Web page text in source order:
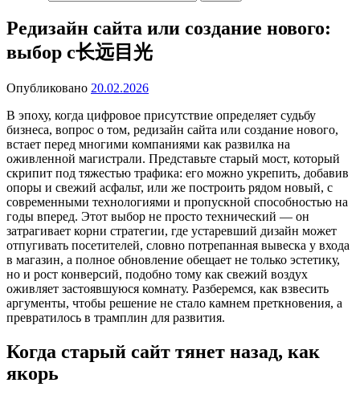
Редизайн сайта или создание нового:
выбор с长远目光
Опубликовано 20.02.2026
В эпоху, когда цифровое присутствие определяет судьбу
бизнеса, вопрос о том, редизайн сайта или создание нового,
встает перед многими компаниями как развилка на
оживленной магистрали. Представьте старый мост, который
скрипит под тяжестью трафика: его можно укрепить, добавив
опоры и свежий асфальт, или же построить рядом новый, с
современными технологиями и пропускной способностью на
годы вперед. Этот выбор не просто технический — он
затрагивает корни стратегии, где устаревший дизайн может
отпугивать посетителей, словно потрепанная вывеска у входа
в магазин, а полное обновление обещает не только эстетику,
но и рост конверсий, подобно тому как свежий воздух
оживляет застоявшуюся комнату. Разберемся, как взвесить
аргументы, чтобы решение не стало камнем преткновения, а
превратилось в трамплин для развития.
Когда старый сайт тянет назад, как
якорь